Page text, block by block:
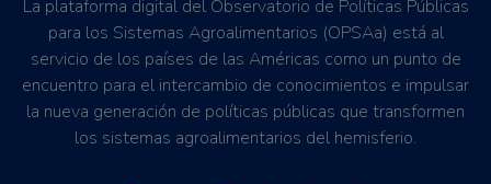
La plataforma digital del Observatorio de Políticas Públicas
para los Sistemas Agroalimentarios (OPSAa) está al
servicio de los países de las Américas como un punto de
encuentro para el intercambio de conocimientos e impulsar
la nueva generación de políticas públicas que transformen
los sistemas agroalimentarios del hemisferio.